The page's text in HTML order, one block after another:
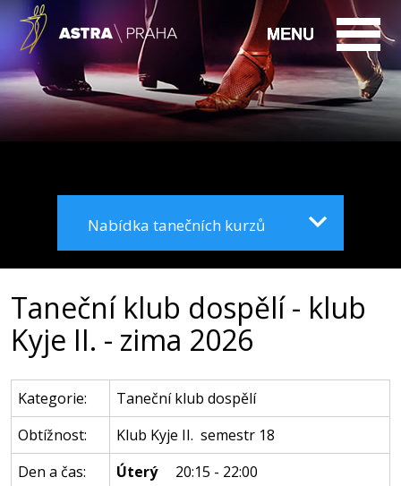
Nabídka tanečních kurzů
Taneční klub dospělí - klub
Kyje II. - zima 2026
Kategorie:
Taneční klub dospělí
Obtížnost:
Klub Kyje II. semestr 18
Den a čas:
Úterý
20:15 - 22:00